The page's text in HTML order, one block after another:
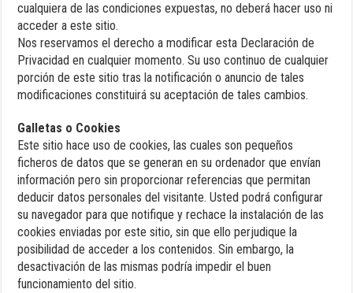
cualquiera de las condiciones expuestas, no deberá hacer uso ni
acceder a este sitio.
Nos reservamos el derecho a modificar esta Declaración de
Privacidad en cualquier momento. Su uso continuo de cualquier
porción de este sitio tras la notificación o anuncio de tales
modificaciones constituirá su aceptación de tales cambios.
Galletas o Cookies
Este sitio hace uso de cookies, las cuales son pequeños
ficheros de datos que se generan en su ordenador que envían
información pero sin proporcionar referencias que permitan
deducir datos personales del visitante. Usted podrá configurar
su navegador para que notifique y rechace la instalación de las
cookies enviadas por este sitio, sin que ello perjudique la
posibilidad de acceder a los contenidos. Sin embargo, la
desactivación de las mismas podría impedir el buen
funcionamiento del sitio.